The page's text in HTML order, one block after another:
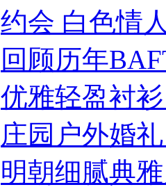
约会 白色情
回顾历年
优雅轻盈衬
庄园户外婚
明朝细腻典